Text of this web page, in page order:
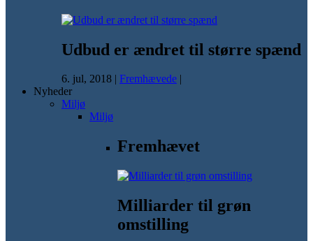
Udbud er ændret til større spænd
6. jul, 2018 | Fremhævede |
Nyheder
Miljø
Miljø
Fremhævet
Milliarder til grøn
omstilling